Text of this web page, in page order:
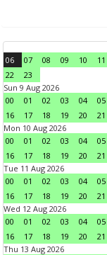
06 07 08 09 10 11
22
23
Sun 9 Aug 2026
00
01 02 03 04 05
16
17 18 19 20 21
Mon 10 Aug 2026
00
01 02 03 04 05
16
17 18 19 20 21
Tue 11 Aug 2026
00
01 02 03 04 05
16
17 18 19 20 21
Wed 12 Aug 2026
00
01 02 03 04 05
16
17 18 19 20 21
Thu 13 Aug 2026